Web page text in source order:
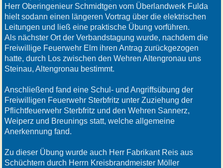
Herr Oberingenieur Schmidtgen vom Überlandwerk Fulda
hielt sodann einen längeren Vortrag über die elektrischen
Leitungen und ließ eine praktische Übung vorführen.
Als nächster Ort der Verbandstagung wurde, nachdem die
Freiwillige Feuerwehr Elm ihren Antrag zurückgezogen
hatte, durch Los zwischen den Wehren Altengronau uns
Steinau, Altengronau bestimmt.
Anschließend fand eine Schul- und Angriffsübung der
Freiwilligen Feuerwehr Sterbfritz unter Zuziehung der
Pflichtfeuerwehr Sterbfritz und den Wehren Sannerz,
Weiperz und Breunings statt, welche allgemeine
Anerkennung fand.
Zu dieser Übung wurde auch Herr Fabrikant Reis aus
Schüchtern durch Herrn Kreisbrandmeister Möller